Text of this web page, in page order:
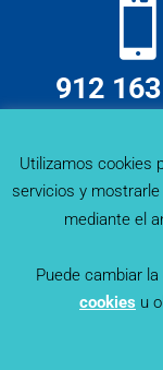
912
Utilizamos cookies
servicios y
mediante el
Puede cambiar
cookies u